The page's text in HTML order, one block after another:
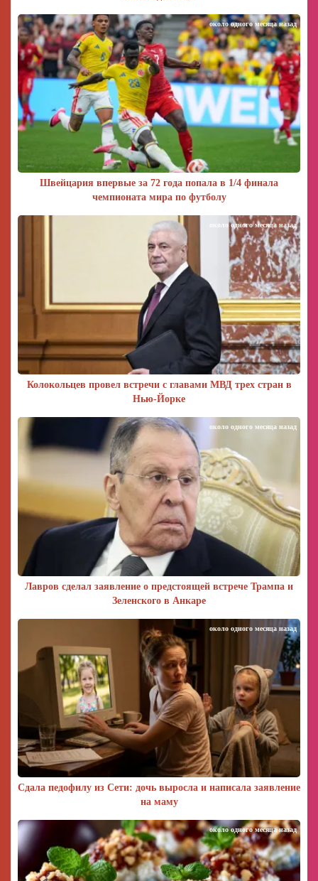
Швейцария впервые за 72 года попала в 1/4 финала
чемпионата мира по футболу
около одного месяца назад
Колокольцев провел встречи с главами МВД трех стран в
Нью-Йорке
около одного месяца назад
Лавров сделал заявление о предстоящей встрече Трампа и
Зеленского в Анкаре
около одного месяца назад
Сдала педофилу из Сети: дочь выросла и написала заявление
на маму
около одного месяца назад
около одного месяца назад